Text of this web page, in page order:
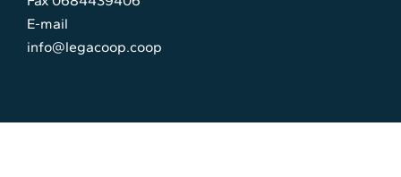
E-mail
info@legacoop.coop